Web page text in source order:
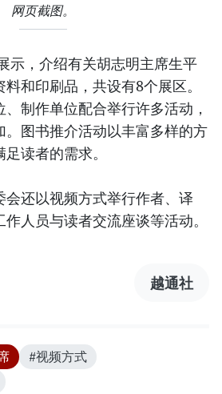
网页截图。
示，介绍有关胡志明主席生平
和印刷品，共设有8个展区。
制作单位配合举行许多活动，
。图书推介活动以丰富多样的方
读者的需求。
还以视频方式举行作者、译
人员与读者交流座谈等活动。
越通社
#视频方式